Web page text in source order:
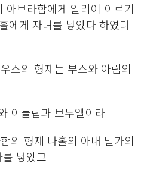
브라함에게 알리어 이르기
에게 자녀를 낳았다 하였더
스의 형제는 부스와 아람의
이들랍과 브두엘이라
의 형제 나홀의 아내 밀가의
낳았고